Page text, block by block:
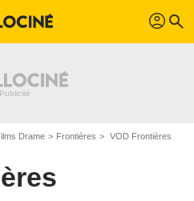
profil search
Drame Frontières VOD Frontières